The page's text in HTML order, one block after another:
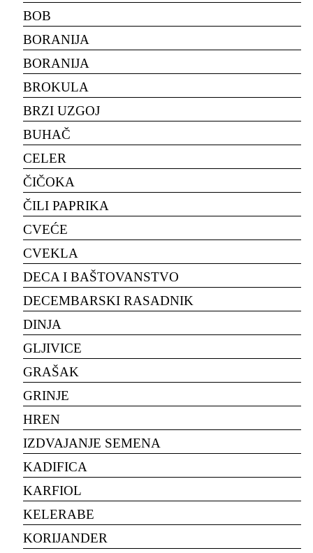
BOB
BORANIJA
BORANIJA
BROKULA
BRZI UZGOJ
BUHAČ
CELER
ČIČOKA
ČILI PAPRIKA
CVEĆE
CVEKLA
DECA I BAŠTOVANSTVO
DECEMBARSKI RASADNIK
DINJA
GLJIVICE
GRAŠAK
GRINJE
HREN
IZDVAJANJE SEMENA
KADIFICA
KARFIOL
KELERABE
KORIJANDER